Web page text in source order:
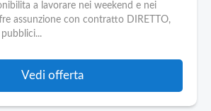
a lavorare nei weekend e nei
assunzione con contratto DIRETTO,
Vedi offerta